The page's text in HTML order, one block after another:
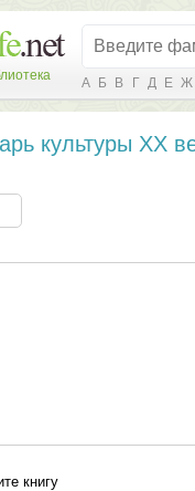
А Б В Г Д Е Ж
культуры XX
книгу